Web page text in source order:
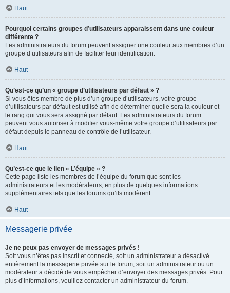
Haut
Pourquoi certains groupes d’utilisateurs apparaissent dans une couleur
différente ?
Les administrateurs du forum peuvent assigner une couleur aux membres d’un
groupe d’utilisateurs afin de faciliter leur identification.
Haut
Qu’est-ce qu’un « groupe d’utilisateurs par défaut » ?
Si vous êtes membre de plus d’un groupe d’utilisateurs, votre groupe
d’utilisateurs par défaut est utilisé afin de déterminer quelle sera la couleur et
le rang qui vous sera assigné par défaut. Les administrateurs du forum
peuvent vous autoriser à modifier vous-même votre groupe d’utilisateurs par
défaut depuis le panneau de contrôle de l’utilisateur.
Haut
Qu’est-ce que le lien « L’équipe » ?
Cette page liste les membres de l’équipe du forum que sont les
administrateurs et les modérateurs, en plus de quelques informations
supplémentaires tels que les forums qu’ils modèrent.
Haut
Messagerie privée
Je ne peux pas envoyer de messages privés !
Soit vous n’êtes pas inscrit et connecté, soit un administrateur a désactivé
entièrement la messagerie privée sur le forum, soit un administrateur ou un
modérateur a décidé de vous empêcher d’envoyer des messages privés. Pour
plus d’informations, veuillez contacter un administrateur du forum.